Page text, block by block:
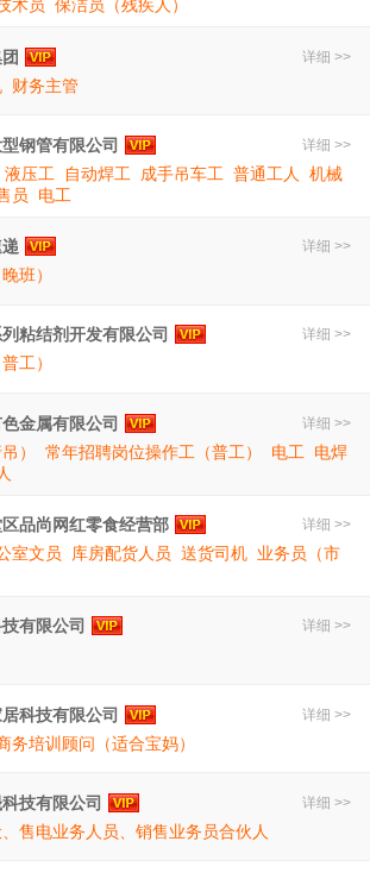
术员 保洁员（残疾人）
详细 >>
财务主管
详细 >>
钢管有限公司
液压工 自动焊工 成手吊车工 普通工人
机械
员 电工
详细 >>
班）
详细 >>
粘结剂开发有限公司
工）
详细 >>
金属有限公司
）
常年招聘岗位操作工（普工） 电工
电焊
详细 >>
品尚网红零食经营部
室文员 库房配货人员 送货司机 业务员（市
详细 >>
有限公司
详细 >>
科技有限公司
务培训顾问（适合宝妈）
详细 >>
技有限公司
售电业务人员、销售业务员合伙人